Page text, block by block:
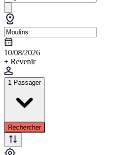
10/08/2026
+ Revenir
1 Passager
Rechercher